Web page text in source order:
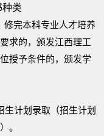
种类
修完本科专业人才培养
求的，颁发江西理工
授予条件的，颁发学
计划录取（招生计划
。